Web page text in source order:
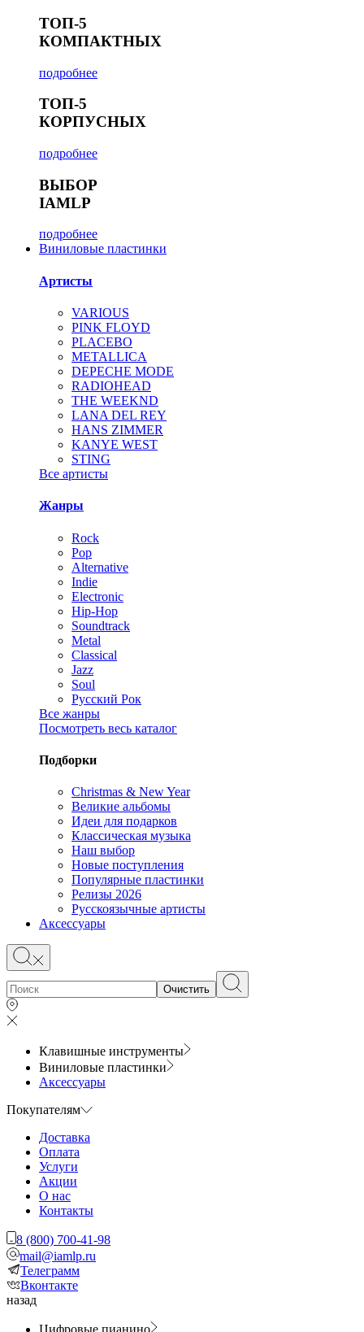
ТОП-5
КОМПАКТНЫХ
подробнее
ТОП-5
КОРПУСНЫХ
подробнее
ВЫБОР
IAMLP
подробнее
Виниловые пластинки
Артисты
VARIOUS
PINK FLOYD
PLACEBO
METALLICA
DEPECHE MODE
RADIOHEAD
THE WEEKND
LANA DEL REY
HANS ZIMMER
KANYE WEST
STING
Все артисты
Жанры
Rock
Pop
Alternative
Indie
Electronic
Hip-Hop
Soundtrack
Metal
Classical
Jazz
Soul
Русский Рок
Все жанры
Посмотреть весь каталог
Подборки
Christmas & New Year
Великие альбомы
Идеи для подарков
Классическая музыка
Наш выбор
Новые поступления
Популярные пластинки
Релизы 2026
Русскоязычные артисты
Аксессуары
Очистить
Клавишные инструменты
Виниловые пластинки
Аксессуары
Покупателям
Доставка
Оплата
Услуги
Акции
О нас
Контакты
8 (800) 700-41-98
mail@iamlp.ru
Телеграмм
Вконтакте
назад
Цифровые пианино